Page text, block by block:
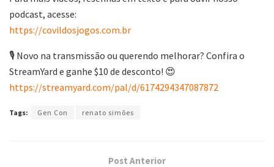
podcast, acesse:
https://covildosjogos.com.br
🎙️ Novo na transmissão ou querendo melhorar? Confira o
StreamYard e ganhe $10 de desconto! 😍
https://streamyard.com/pal/d/6174294347087872
Tags: Gen Con renato simões
Post Anterior